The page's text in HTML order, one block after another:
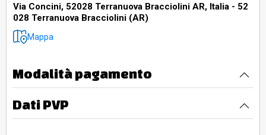
Via Concini, 52028 Terranuova Bracciolini AR, Italia - 52
028 Terranuova Bracciolini (AR)
Mappa
Modalità pagamento
Dati PVP